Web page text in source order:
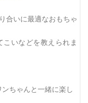
合いに最適なおもちゃ
いなどを教えられま
ちゃんと一緒に楽し